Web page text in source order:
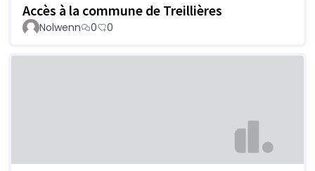
Accès à la commune de Treillières
Nolwenn 0 0